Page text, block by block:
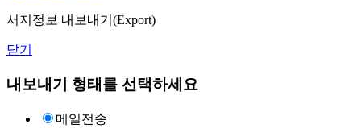
서지정보 내보내기(Export)
닫기
내보내기 형태를 선택하세요
메일전송